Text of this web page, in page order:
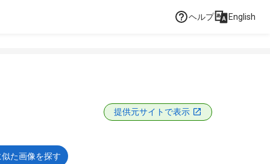
ヘルプ English
提供元サイトで表示
た画像を探す